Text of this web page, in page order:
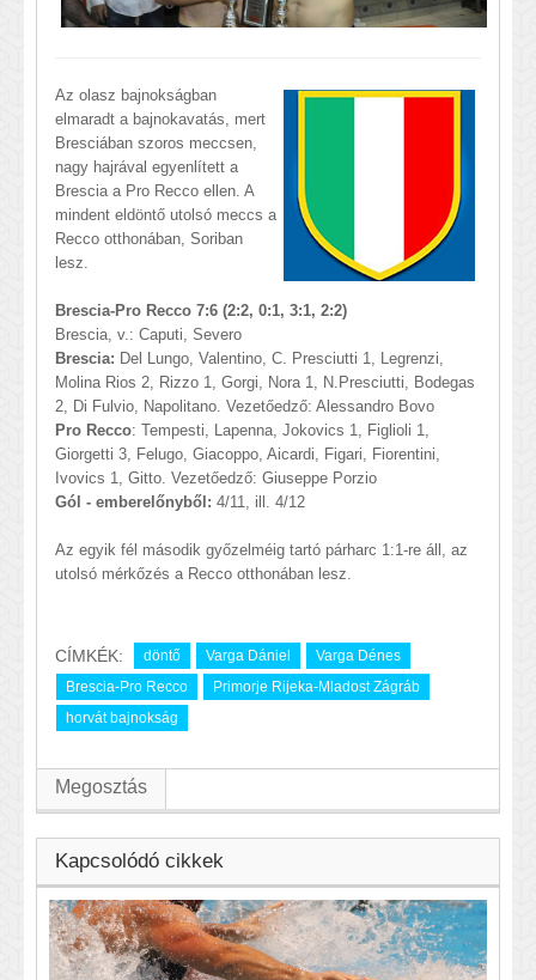
Az olasz bajnokságban
elmaradt a bajnokavatás, mert
Bresciában szoros meccsen,
nagy hajrával egyenlített a
Brescia a Pro Recco ellen. A
mindent eldöntő utolsó meccs a
Recco otthonában, Soriban
lesz.
Brescia-Pro Recco 7:6 (2:2, 0:1, 3:1, 2:2)
Brescia, v.: Caputi, Severo
Brescia: Del Lungo, Valentino, C. Presciutti 1, Legrenzi,
Molina Rios 2, Rizzo 1, Gorgi, Nora 1, N.Presciutti, Bodegas
2, Di Fulvio, Napolitano. Vezetőedző: Alessandro Bovo
Pro Recco: Tempesti, Lapenna, Jokovics 1, Figlioli 1,
Giorgetti 3, Felugo, Giacoppo, Aicardi, Figari, Fiorentini,
Ivovics 1, Gitto. Vezetőedző: Giuseppe Porzio
Gól - emberelőnyből: 4/11, ill. 4/12
Az egyik fél második győzelméig tartó párharc 1:1-re áll, az
utolsó mérkőzés a Recco otthonában lesz.
CÍMKÉK: döntő Varga Dániel
Varga Dénes
Brescia-Pro Recco
Primorje Rijeka-Mladost Zágráb
horvát bajnokság
Megosztás
Kapcsolódó cikkek